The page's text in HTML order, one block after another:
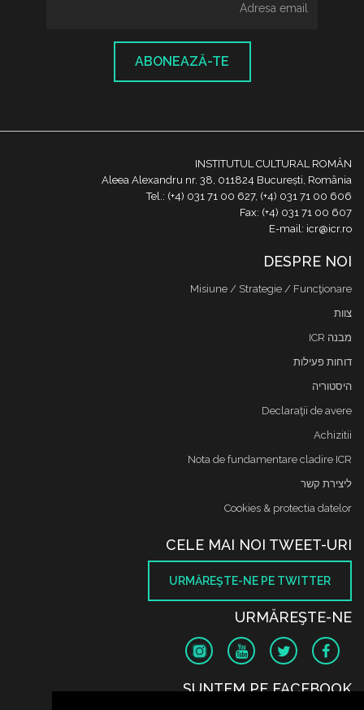
ABONEAZĂ-TE
INSTITUTUL CULTURAL ROMÂN
Aleea Alexandru nr. 38, 011824 București, România
Tel.: (+4) 031 71 00 627, (+4) 031 71 00 606
Fax: (+4) 031 71 00 607
E-mail: icr@icr.ro
DESPRE NOI
Misiune / Strategie / Funcţionare
צוות
מבנה ICR
דוחות פעילות
היסטוריה
Declaraţii de avere
Achizitii
Nota de fundamentare cladire ICR
ליצירת קשר
Cookies & protectia datelor
CELE MAI NOI TWEET-URI
URMĂREŞTE-NE PE TWITTER
URMĂREŞTE-NE
SUNTEM PE FACEBOOK